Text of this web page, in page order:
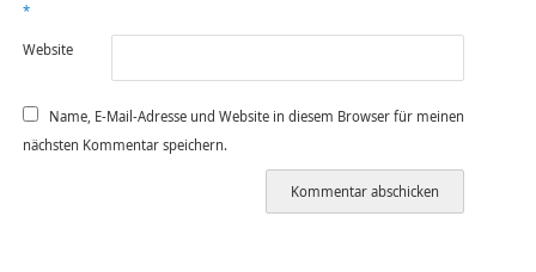
*
Website
Name, E-Mail-Adresse und Website in diesem Browser für meinen
nächsten Kommentar speichern.